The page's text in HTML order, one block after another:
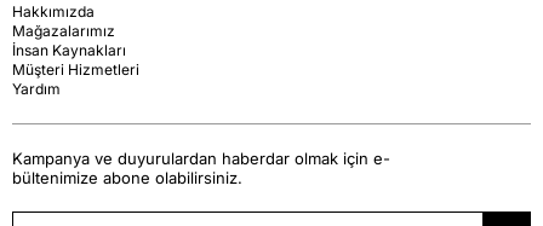
Hakkımızda
Mağazalarımız
İnsan Kaynakları
Müşteri Hizmetleri
Yardım
Kampanya ve duyurulardan haberdar olmak için e-
bültenimize abone olabilirsiniz.